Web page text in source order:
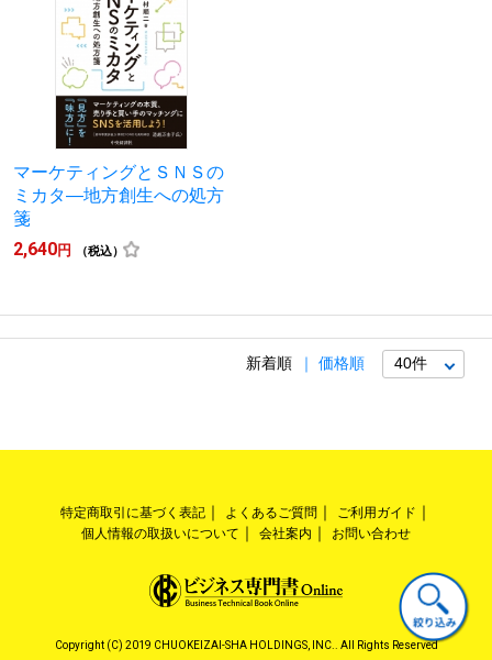
マーケティングとＳＮＳの
ミカタ―地方創生への処方
箋
2,640円 （税込）
新着順 価格順
特定商取引に基づく表記 よくあるご質問
ご利用ガイド
個人情報の取扱いについて
会社案内 お問い合わせ
Copyright (C) 2019 CHUOKEIZAI-SHA HOLDINGS, INC.. All Rights Reserved